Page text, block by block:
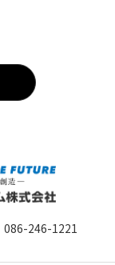
086-246-1221